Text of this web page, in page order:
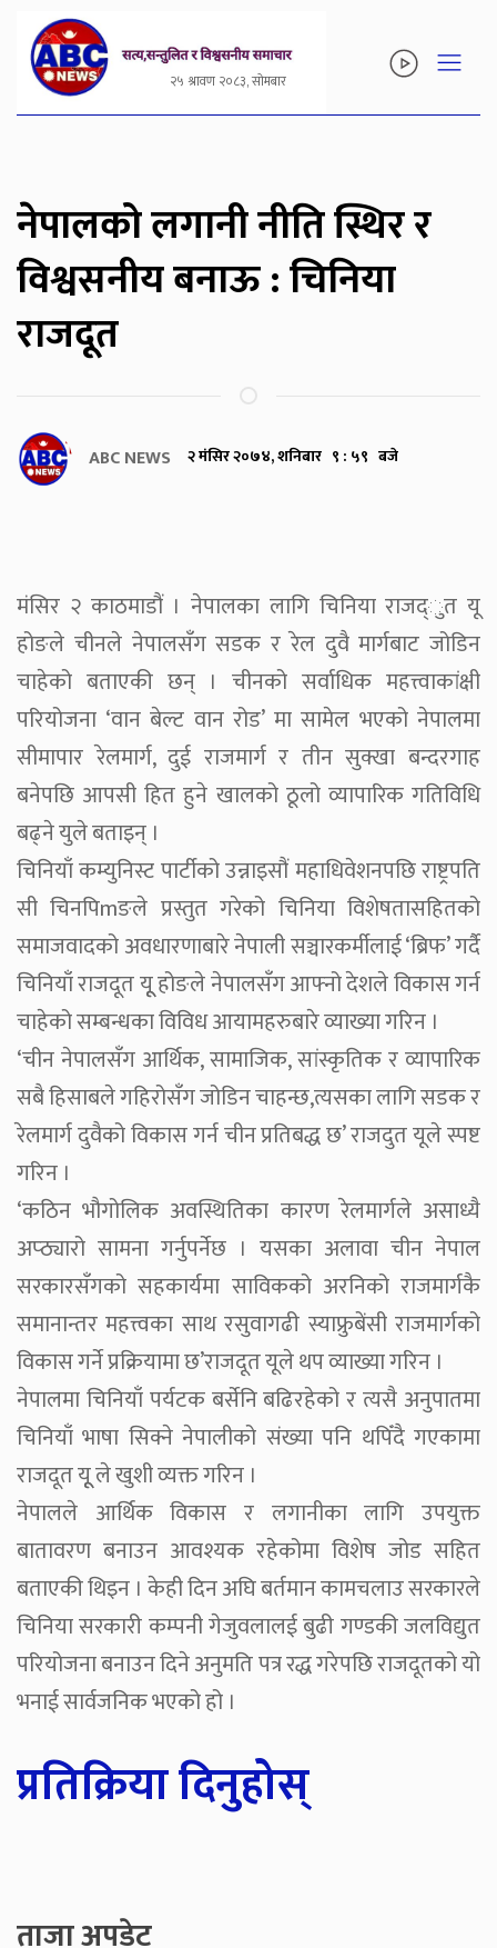
२५ श्रावण २०८३, सोमबार
नेपालको लगानी नीति स्थिर र
विश्वसनीय बनाऊ : चिनिया
राजदूत
ABC NEWS २ मंसिर २०७४, शनिबार ९ : ५९ बजे
मंसिर २ काठमाडौं । नेपालका लागि चिनिया राजद्ुत यू
होङले चीनले नेपालसँग सडक र रेल दुवै मार्गबाट जोडिन
चाहेको बताएकी छन् । चीनको सर्वाधिक महत्त्वाकांक्षी
परियोजना ‘वान बेल्ट वान रोड’ मा सामेल भएको नेपालमा
सीमापार रेलमार्ग, दुई राजमार्ग र तीन सुक्खा बन्दरगाह
बनेपछि आपसी हित हुने खालको ठूलो व्यापारिक गतिविधि
बढ्ने युले बताइन् ।
चिनियाँ कम्युनिस्ट पार्टीको उन्नाइसौं महाधिवेशनपछि राष्ट्रपति
सी चिनपिmङले प्रस्तुत गरेको चिनिया विशेषतासहितको
समाजवादको अवधारणाबारे नेपाली सञ्चारकर्मीलाई ‘ब्रिफ’ गर्दै
चिनियाँ राजदूत यूू होङले नेपालसँग आफ्नो देशले विकास गर्न
चाहेको सम्बन्धका विविध आयामहरुबारे व्याख्या गरिन ।
‘चीन नेपालसँग आर्थिक, सामाजिक, सांस्कृतिक र व्यापारिक
सबै हिसाबले गहिरोसँग जोडिन चाहन्छ,त्यसका लागि सडक र
रेलमार्ग दुवैको विकास गर्न चीन प्रतिबद्ध छ’ राजदुत यूले स्पष्ट
गरिन ।
‘कठिन भौगोलिक अवस्थितिका कारण रेलमार्गले असाध्यै
अप्ठ्यारो सामना गर्नुपर्नेछ । यसका अलावा चीन नेपाल
सरकारसँगको सहकार्यमा साविकको अरनिको राजमार्गकै
समानान्तर महत्त्वका साथ रसुवागढी स्याफ्रुबेंसी राजमार्गको
विकास गर्ने प्रक्रियामा छ’राजदूत यूले थप व्याख्या गरिन ।
नेपालमा चिनियाँ पर्यटक बर्सेनि बढिरहेको र त्यसै अनुपातमा
चिनियाँ भाषा सिक्ने नेपालीको संख्या पनि थपिँदै गएकामा
राजदूत यूू ले खुशी व्यक्त गरिन ।
नेपालले आर्थिक विकास र लगानीका लागि उपयुक्त
बातावरण बनाउन आवश्यक रहेकोमा विशेष जोड सहित
बताएकी थिइन । केही दिन अघि बर्तमान कामचलाउ सरकारले
चिनिया सरकारी कम्पनी गेजुवलालई बुढी गण्डकी जलविद्युत
परियोजना बनाउन दिने अनुमति पत्र रद्ध गरेपछि राजदूतको यो
भनाई सार्वजनिक भएको हो ।
प्रतिक्रिया दिनुहोस्
ताजा अपडेट